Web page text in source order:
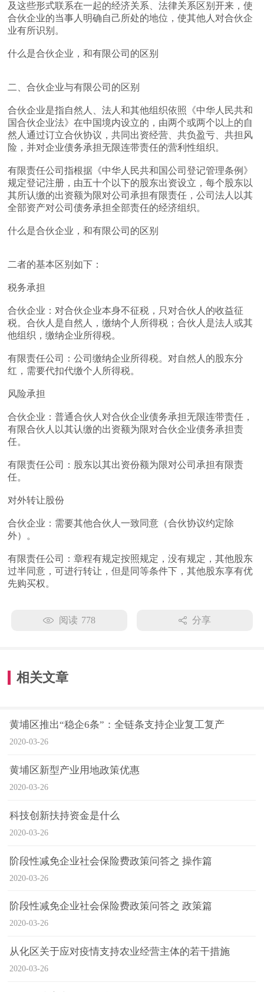
及这些形式联系在一起的经济关系、法律关系区别开来，使
合伙企业的当事人明确自己所处的地位，使其他人对合伙企
业有所识别。
什么是合伙企业，和有限公司的区别
二、合伙企业与有限公司的区别
合伙企业是指自然人、法人和其他组织依照《中华人民共和
国合伙企业法》在中国境内设立的，由两个或两个以上的自
然人通过订立合伙协议，共同出资经营、共负盈亏、共担风
险，并对企业债务承担无限连带责任的营利性组织。
有限责任公司指根据《中华人民共和国公司登记管理条例》
规定登记注册，由五十个以下的股东出资设立，每个股东以
其所认缴的出资额为限对公司承担有限责任，公司法人以其
全部资产对公司债务承担全部责任的经济组织。
什么是合伙企业，和有限公司的区别
二者的基本区别如下：
税务承担
合伙企业：对合伙企业本身不征税，只对合伙人的收益征
税。合伙人是自然人，缴纳个人所得税；合伙人是法人或其
他组织，缴纳企业所得税。
有限责任公司：公司缴纳企业所得税。对自然人的股东分
红，需要代扣代缴个人所得税。
风险承担
合伙企业：普通合伙人对合伙企业债务承担无限连带责任，
有限合伙人以其认缴的出资额为限对合伙企业债务承担责
任。
有限责任公司：股东以其出资份额为限对公司承担有限责
任。
对外转让股份
合伙企业：需要其他合伙人一致同意（合伙协议约定除
外）。
有限责任公司：章程有规定按照规定，没有规定，其他股东
过半同意，可进行转让，但是同等条件下，其他股东享有优
先购买权。
阅读 778 分享
相关文章
黄埔区推出“稳企6条”：全链条支持企业复工复产
2020-03-26
黄埔区新型产业用地政策优惠
2020-03-26
科技创新扶持资金是什么
2020-03-26
阶段性减免企业社会保险费政策问答之 操作篇
2020-03-26
阶段性减免企业社会保险费政策问答之 政策篇
2020-03-26
从化区关于应对疫情支持农业经营主体的若干措施
2020-03-26